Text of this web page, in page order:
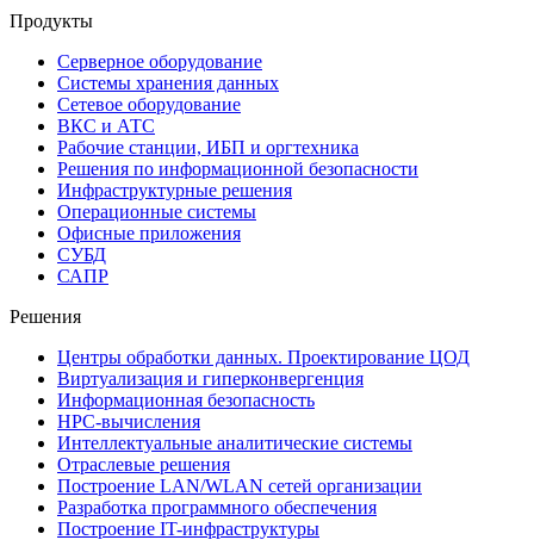
Продукты
Серверное оборудование
Системы хранения данных
Сетевое оборудование
ВКС и АТС
Рабочие станции, ИБП и оргтехника
Решения по информационной безопасности
Инфраструктурные решения
Операционные системы
Офисные приложения
СУБД
САПР
Решения
Центры обработки данных. Проектирование ЦОД
Виртуализация и гиперконвергенция
Информационная безопасность
HPC-вычисления
Интеллектуальные аналитические системы
Отраслевые решения
Построение LAN/WLAN сетей организации
Разработка программного обеспечения
Построение IT-инфраструктуры